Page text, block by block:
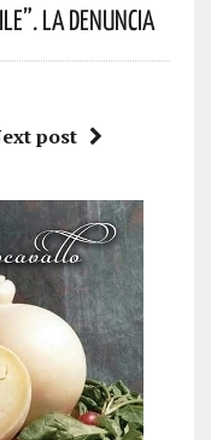
La Denuncia
post